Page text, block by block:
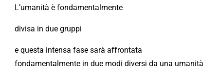
L’umanità è fondamentalmente
divisa in due gruppi
e questa intensa fase sarà affrontata
fondamentalmente in due modi diversi da una umanità